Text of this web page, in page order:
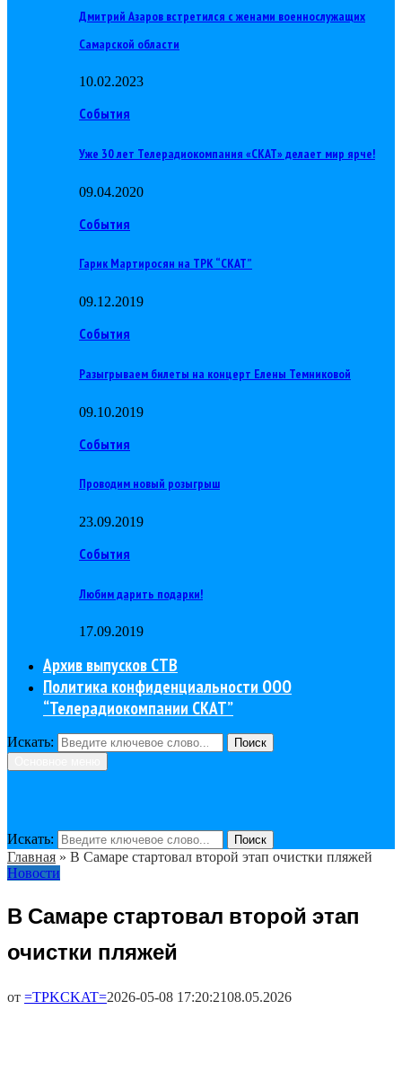
Дмитрий Азаров встретился с женами военнослужащих
Самарской области
10.02.2023
События
Уже 30 лет Телерадиокомпания «СКАТ» делает мир ярче!
09.04.2020
События
Гарик Мартиросян на ТРК “СКАТ”
09.12.2019
События
Разыгрываем билеты на концерт Елены Темниковой
09.10.2019
События
Проводим новый розыгрыш
23.09.2019
События
Любим дарить подарки!
17.09.2019
Архив выпусков СТВ
Политика конфиденциальности ООО
“Телерадиокомпании СКАТ”
Искать:
Поиск
Искать: Поиск
Главная » В Самаре стартовал второй этап очистки пляжей
Новости
В Самаре стартовал второй этап
очистки пляжей
от =TPKCKAT=2026-05-08 17:20:2108.05.2026